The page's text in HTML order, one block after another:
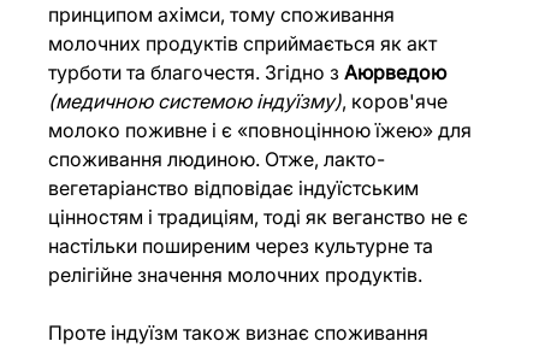
принципом ахімси, тому споживання
молочних продуктів сприймається як акт
турботи та благочестя. Згідно з Аюрведою
(медичною системою індуїзму), коров'яче
молоко поживне і є «повноцінною їжею» для
споживання людиною. Отже, лакто-
вегетаріанство відповідає індуїстським
цінностям і традиціям, тоді як веганство не є
настільки поширеним через культурне та
релігійне значення молочних продуктів.
Проте індуїзм також визнає споживання